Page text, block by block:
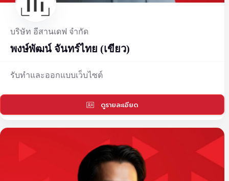
บริษัท อีสานเดฟ จำกัด
พงษ์พัฒน์ จันทร์ไทย (เขียว)
รับทำและออกแบบเว็บไซต์
ดูรายละเอียด